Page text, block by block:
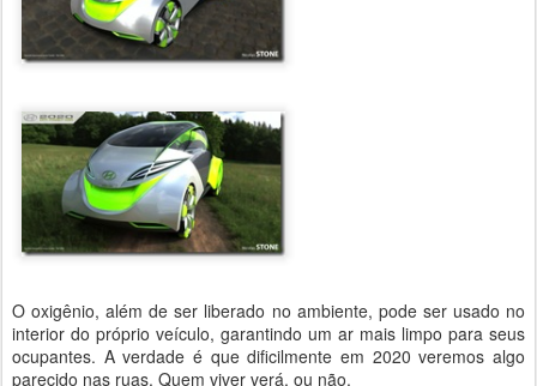
O oxigênio, além de ser liberado no ambiente, pode ser usado no
interior do próprio veículo, garantindo um ar mais limpo para seus
ocupantes. A verdade é que dificilmente em 2020 veremos algo
parecido nas ruas. Quem viver verá, ou não.